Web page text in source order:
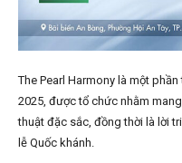
The Pearl Harmony là một
2025, được tổ chức nhằm
thuật đặc sắc, đồng thời là lời
lễ Quốc khánh.